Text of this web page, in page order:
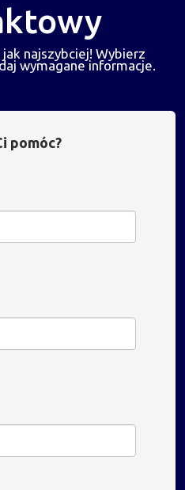
najszybciej! Wybierz
wymagane informacje.
pomóc?